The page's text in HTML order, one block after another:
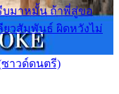
บมาหมั้น ถ้าพี่สู่ขอ
ยวสัมพันธ์ ผิดหวังไม่
าวด์ดนตรี)